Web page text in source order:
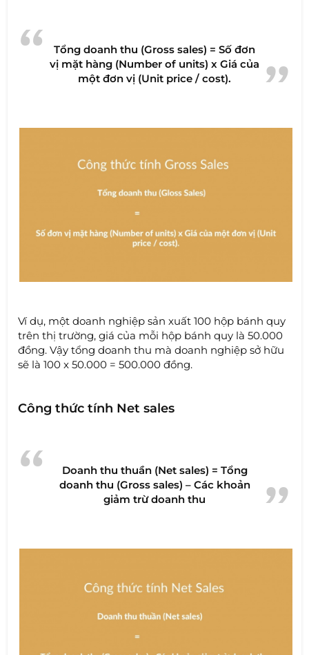
Tổng doanh thu (Gross sales) = Số đơn
vị mặt hàng (Number of units) x Giá của
một đơn vị (Unit price / cost).
Ví dụ, một doanh nghiệp sản xuất 100 hộp bánh quy
trên thị trường, giá của mỗi hộp bánh quy là 50.000
đồng. Vậy tổng doanh thu mà doanh nghiệp sở hữu
sẽ là 100 x 50.000 = 500.000 đồng.
Công thức tính Net sales
Doanh thu thuần (Net sales) = Tổng
doanh thu (Gross sales) – Các khoản
giảm trừ doanh thu